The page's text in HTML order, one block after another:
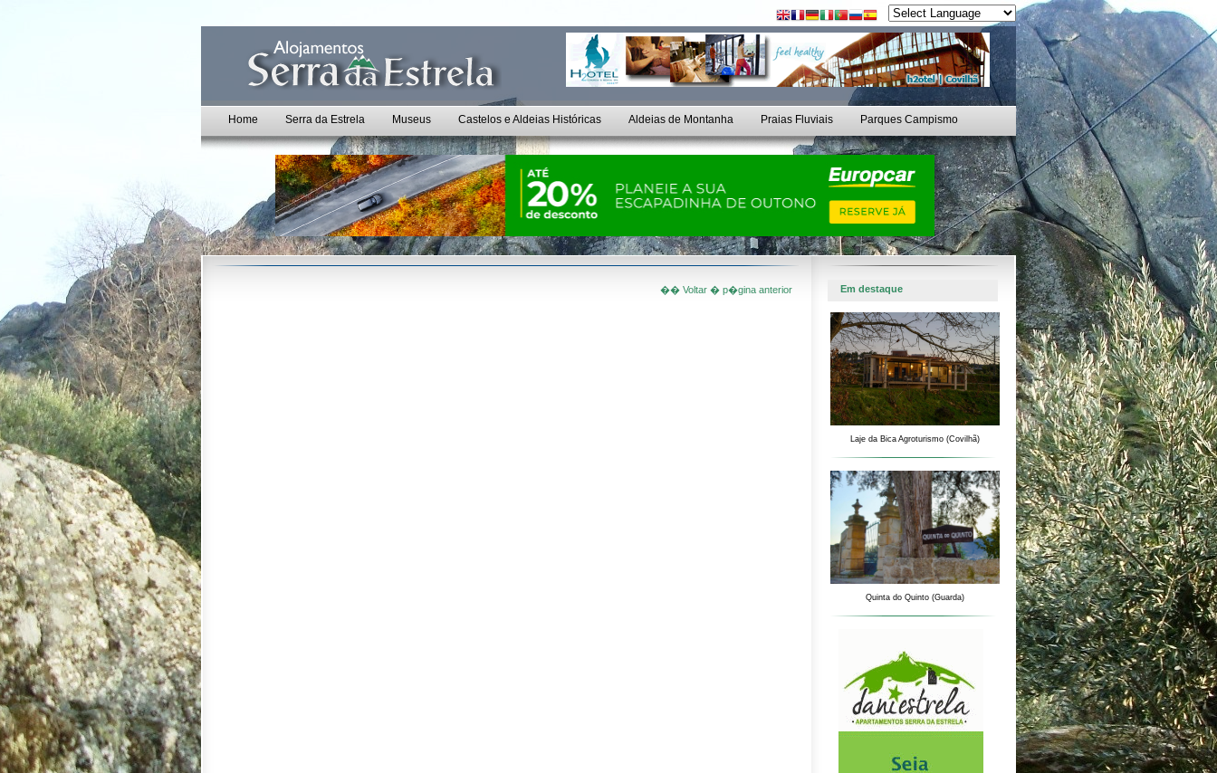
Home Serra da Estrela Museus Castelos e Aldeias Históricas Aldeias de Montanha Praias Fluviais Parques Campismo
�� Voltar � p�gina anterior Em destaque
Laje da Bica Agroturismo (Covilhã)
Quinta do Quinto (Guarda)